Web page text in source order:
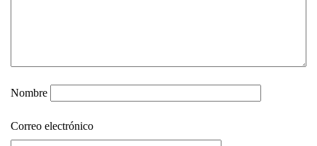
Nombre
Correo electrónico